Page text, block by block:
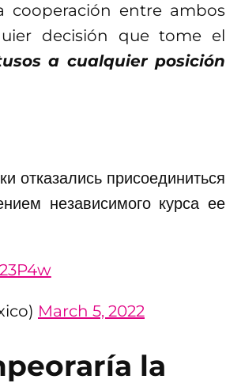
cooperación entre ambos
decisión que tome el
a cualquier posición
отказались присоединиться
независимого курса ее
March 5, 2022
la